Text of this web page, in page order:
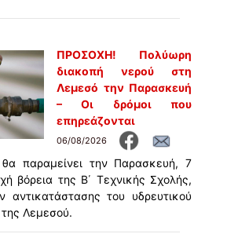
ΠΡΟΣΟΧΗ! Πολύωρη
διακοπή νερού στη
Λεμεσό την Παρασκευή
– Οι δρόμοι που
επηρεάζονται
06/08/2026
παραμείνει την Παρασκευή, 7
βόρεια της Β΄ Τεχνικής Σχολής,
αντικατάστασης του υδρευτικού
Λεμεσού.